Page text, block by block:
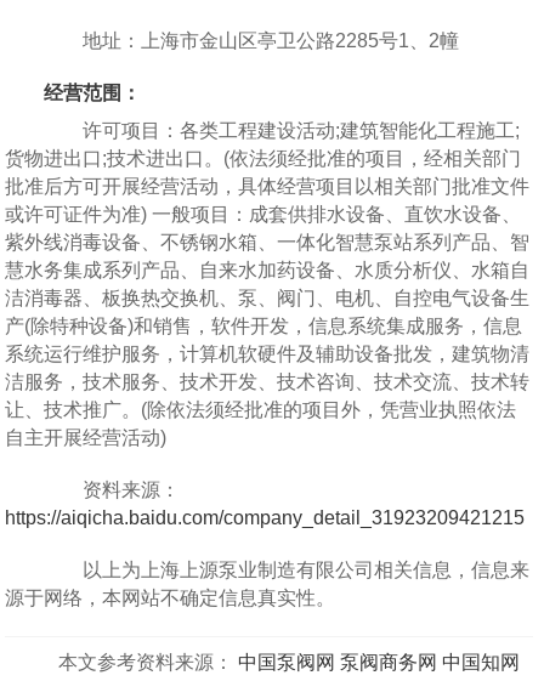
地址：上海市金山区亭卫公路2285号1、2幢
经营范围：
许可项目：各类工程建设活动;建筑智能化工程施工;
货物进出口;技术进出口。(依法须经批准的项目，经相关部门
批准后方可开展经营活动，具体经营项目以相关部门批准文件
或许可证件为准) 一般项目：成套供排水设备、直饮水设备、
紫外线消毒设备、不锈钢水箱、一体化智慧泵站系列产品、智
慧水务集成系列产品、自来水加药设备、水质分析仪、水箱自
洁消毒器、板换热交换机、泵、阀门、电机、自控电气设备生
产(除特种设备)和销售，软件开发，信息系统集成服务，信息
系统运行维护服务，计算机软硬件及辅助设备批发，建筑物清
洁服务，技术服务、技术开发、技术咨询、技术交流、技术转
让、技术推广。(除依法须经批准的项目外，凭营业执照依法
自主开展经营活动)
资料来源：
https://aiqicha.baidu.com/company_detail_31923209421215
以上为上海上源泵业制造有限公司相关信息，信息来
源于网络，本网站不确定信息真实性。
本文参考资料来源： 中国泵阀网 泵阀商务网 中国知网